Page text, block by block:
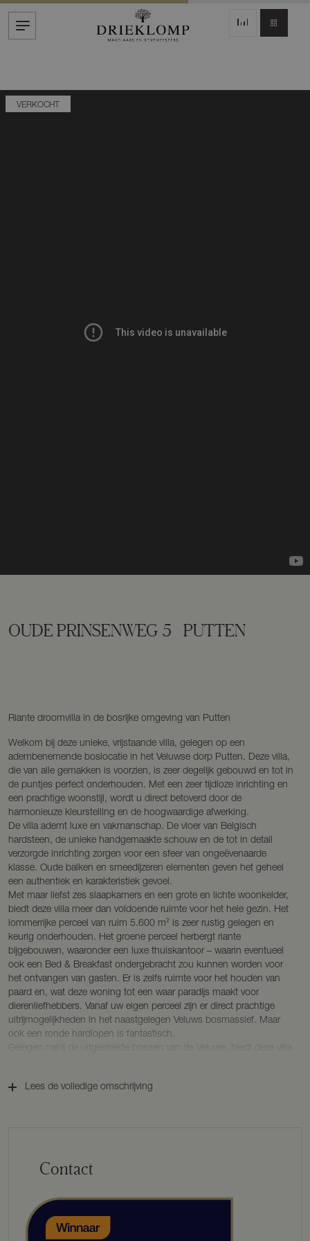
VERKOCHT
OUDE PRINSENWEG 5 PUTTEN
Riante droomvilla in de bosrijke omgeving van Putten
Welkom bij deze unieke, vrijstaande villa, gelegen op een
adembenemende boslocatie in het Veluwse dorp Putten. Deze villa,
die van alle gemakken is voorzien, is zeer degelijk gebouwd en tot in
de puntjes perfect onderhouden. Met een zeer tijdloze inrichting en
een prachtige woonstijl, wordt u direct betoverd door de
harmonieuze kleurstelling en de hoogwaardige afwerking.
De villa ademt luxe en vakmanschap. De vloer van Belgisch
hardsteen, de unieke handgemaakte schouw en de tot in detail
verzorgde inrichting zorgen voor een sfeer van ongeëvenaarde
klasse. Oude balken en smeedijzeren elementen geven het geheel
een authentiek en karakteristiek gevoel.
Met maar liefst zes slaapkamers en een grote en lichte woonkelder,
biedt deze villa meer dan voldoende ruimte voor het hele gezin. Het
lommerrijke perceel van ruim 5.600 m² is zeer rustig gelegen en
keurig onderhouden. Het groene perceel herbergt riante
bijgebouwen, waaronder een luxe thuiskantoor – waarin eventueel
ook een Bed & Breakfast ondergebracht zou kunnen worden voor
het ontvangen van gasten. Er is zelfs ruimte voor het houden van
paard en, wat deze woning tot een waar paradijs maakt voor
dierenliefhebbers. Vanaf uw eigen perceel zijn er direct prachtige
uitrijmogelijkheden in het naastgelegen Veluws bosmassief. Maar
ook een ronde hardlopen is fantastisch.
Gelegen nabij de uitgestrekte bossen van de Veluwe, biedt deze villa
voorzieningen aan winkels voor het dagelijks leven alsook diverse
hier samen in een unieke woonbeleving. Welkom in uw nieuwe
BOUWKENMERKEN
Bouwjaar: 2010.
Lees de volledige omschrijving
Contact